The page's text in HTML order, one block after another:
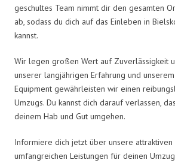
geschultes Team nimmt dir den gesamten
ab, sodass du dich auf das Einleben in
kannst.
Wir legen großen Wert auf Zuverlässigkeit
unserer langjährigen Erfahrung und
Equipment gewährleisten wir einen
Umzugs. Du kannst dich darauf verlassen,
deinem Hab und Gut umgehen.
Informiere dich jetzt über unsere attraktiven
umfangreichen Leistungen für deinen